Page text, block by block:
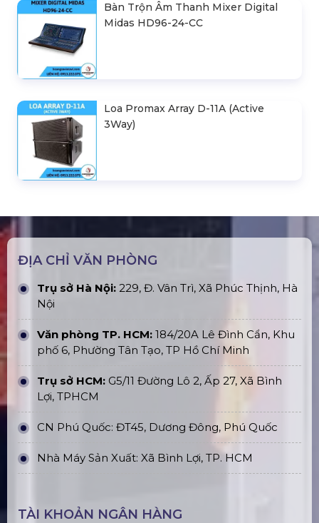
Bàn Trộn Âm Thanh Mixer Digital
Midas HD96-24-CC
Loa Promax Array D-11A (Active
3Way)
ĐỊA CHỈ VĂN PHÒNG
Trụ sở Hà Nội: 229, Đ. Vân Trì, Xã Phúc Thịnh, Hà
Nội
Văn phòng TP. HCM: 184/20A Lê Đình Cẩn, Khu
phố 6, Phường Tân Tạo, TP Hồ Chí Minh
Trụ sở HCM: G5/11 Đường Lô 2, Ấp 27, Xã Bình
Lợi, TPHCM
CN Phú Quốc: ĐT45, Dương Đông, Phú Quốc
Nhà Máy Sản Xuất: Xã Bình Lợi, TP. HCM
TÀI KHOẢN NGÂN HÀNG